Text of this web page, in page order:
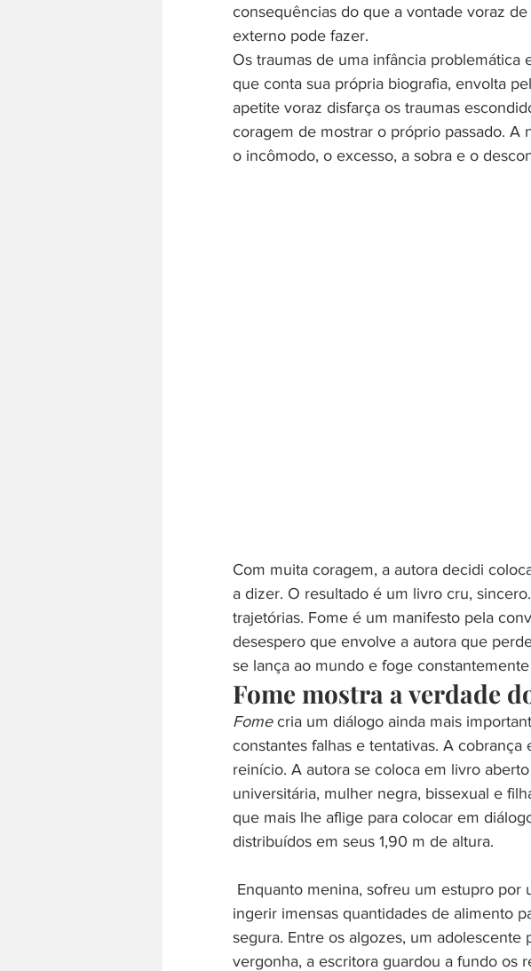
consequências do que a vontade voraz
externo pode fazer.
Os traumas de uma infância
que conta sua própria biografia, envolta
apetite voraz disfarça os traumas
coragem de mostrar o próprio passado. A
o incômodo, o excesso, a sobra e o
Com muita coragem, a autora decidi
a dizer. O resultado é um livro cru,
trajetórias. Fome é um manifesto pela
desespero que envolve a autora que
se lança ao mundo e foge
Fome mostra a verdade
Fome cria um diálogo ainda mais
constantes falhas e tentativas. A
reinício. A autora se coloca em livro
universitária, mulher negra, bissexual e
que mais lhe aflige para colocar em
distribuídos em seus 1,90 m de altura.
ingerir imensas quantidades de alimento
segura. Entre os algozes, um
vergonha, a escritora guardou a fundo os